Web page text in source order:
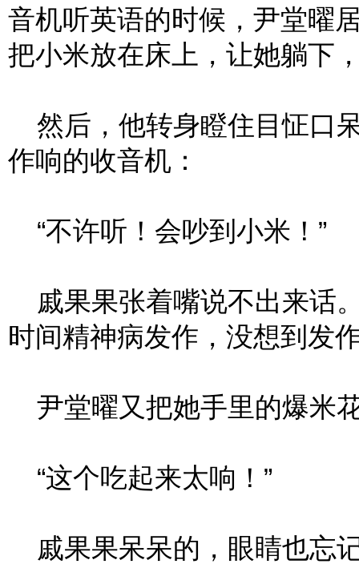
音机听英语的时候，尹堂曜
把小米放在床上，让她躺下
然后，他转身瞪住目怔口
作响的收音机：
“不许听！会吵到小米！”
戚果果张着嘴说不出来话
时间精神病发作，没想到发
尹堂曜又把她手里的爆米
“这个吃起来太响！”
戚果果呆呆的，眼睛也忘